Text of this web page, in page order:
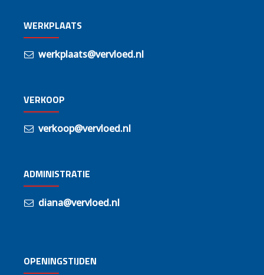
WERKPLAATS
werkplaats@vervloed.nl
VERKOOP
verkoop@vervloed.nl
ADMINISTRATIE
diana@vervloed.nl
OPENINGSTIJDEN